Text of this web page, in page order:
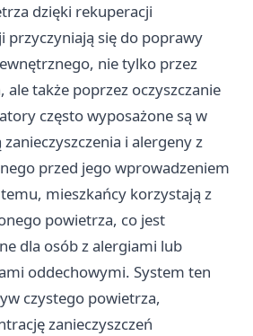
dzięki rekuperacji
przyczyniają się do poprawy
nie tylko przez
ale także poprzez oczyszczanie
często wyposażone są w
i alergeny z
przed jego wprowadzeniem
mieszkańcy korzystają z
powietrza, co jest
dla osób z alergiami lub
oddechowymi. System ten
czystego powietrza,
zanieczyszczeń